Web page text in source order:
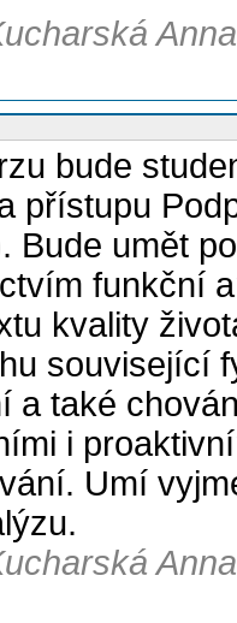
bude
přístupu
Bude umět
funkční
kvality
související
a také
i
Umí